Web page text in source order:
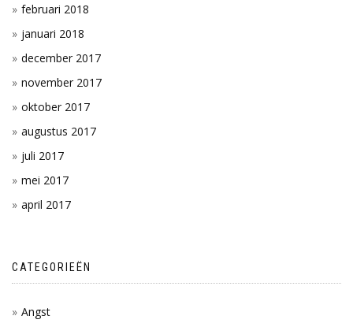
februari 2018
januari 2018
december 2017
november 2017
oktober 2017
augustus 2017
juli 2017
mei 2017
april 2017
CATEGORIEËN
Angst